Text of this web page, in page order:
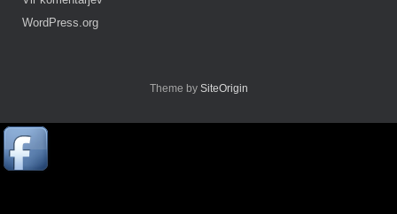
WordPress.org
Theme by SiteOrigin